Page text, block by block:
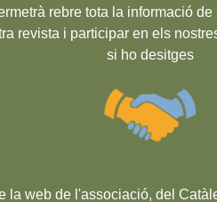
rebre tota la informació
revista i participar en els
si ho desitges
la web de l'associació, del